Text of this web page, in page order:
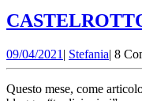
09/04/2021 09/04/2021
| Stefania| 8
Questo mese, come